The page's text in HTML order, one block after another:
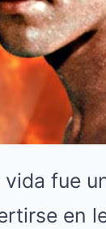
vida fue
en